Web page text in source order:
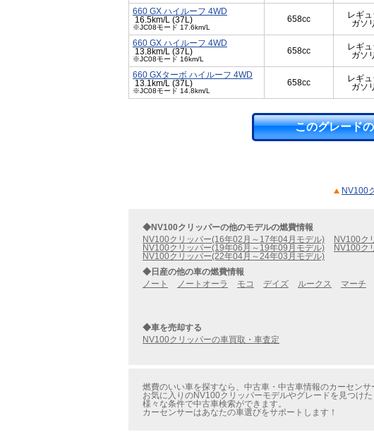
660 GX ハイルーフ 4WD
16.5km/L (37L)
※JC08モード 17.6km/L
658cc
レギ
ガソ
660 GX ハイルーフ 4WD
13.8km/L (37L)
※JC08モード 16km/L
658cc
レギ
ガソ
660 GXターボ ハイルーフ 4WD
13.1km/L (37L)
※JC08モード 14.8km/L
658cc
レギ
ガソ
このグレード
NV100
◆NV100クリッパーの他のモデルの燃費情報
NV100クリッパー(16年02月～17年04月モデル)
NV100ク
NV100クリッパー(19年06月～19年09月モデル)
NV100ク
NV100クリッパー(22年04月～24年03月モデル)
◆日産の他の車の燃費情報
ノート
ノートオーラ モコ デイズ ルークス マーチ
◆車を売却する
NV100クリッパーの車買取・車査定
燃費のいい車を探すなら、中古車・中古車情報のカーセン
お気に入りのNV100クリッパーモデルやグレードを見つけ
様々な条件で中古車検索ができます。
カーセンサーはあなたの車選びをサポートします！